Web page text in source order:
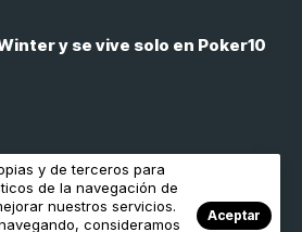
y se vive solo en Poker10
y de terceros para
de la navegación de
nuestros servicios.
consideramos
Aceptar